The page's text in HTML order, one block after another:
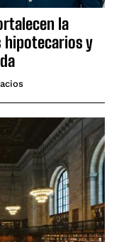
la
y